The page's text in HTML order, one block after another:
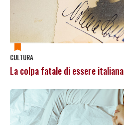
CULTURA
La colpa fatale di essere italiana